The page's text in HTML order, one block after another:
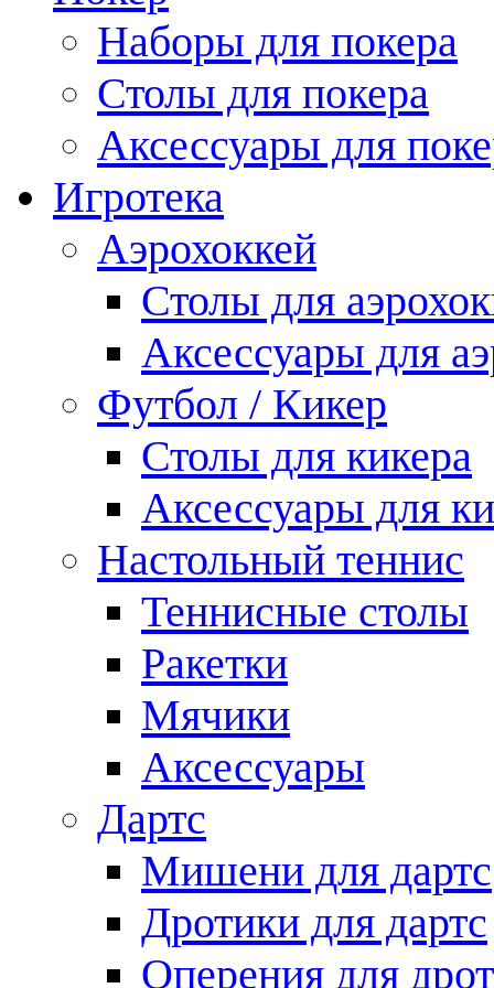
Наборы для покера
Столы для покера
Аксессуары для
Игротека
Аэрохоккей
Столы для
Аксессуары для
Футбол / Кикер
Столы для кикера
Аксессуары для
Настольный теннис
Теннисные столы
Ракетки
Мячики
Аксессуары
Дартс
Мишени для дартс
Дротики для дартс
Оперения для